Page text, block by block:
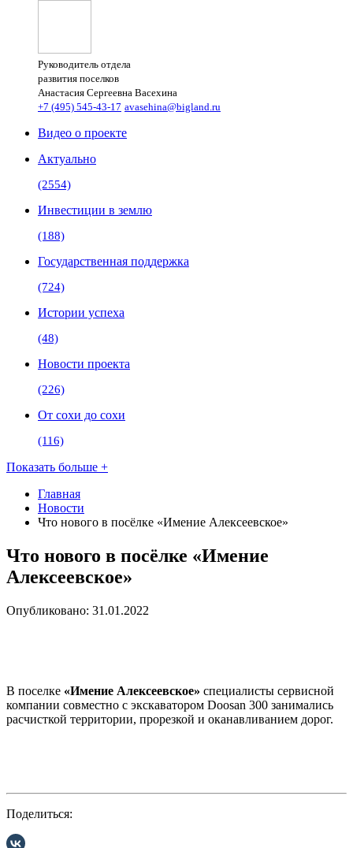
Руководитель отдела
развития поселков
Анастасия Сергеевна Васехина
+7 (495) 545-43-17 avasehina@bigland.ru
Видео о проекте
Актуально
(2554)
Инвестиции в землю
(188)
Государственная поддержка
(724)
Истории успеха
(48)
Новости проекта
(226)
От сохи до сохи
(116)
Показать больше +
Главная
Новости
Что нового в посёлке «Имение Алексеевское»
Что нового в посёлке «Имение
Алексеевское»
Опубликовано: 31.01.2022
В поселке «Имение Алексеевское» специалисты сервисной
компании совместно с экскаватором Doosan 300 занимались
расчисткой территории, прорезкой и оканавливанием дорог.
Поделиться: